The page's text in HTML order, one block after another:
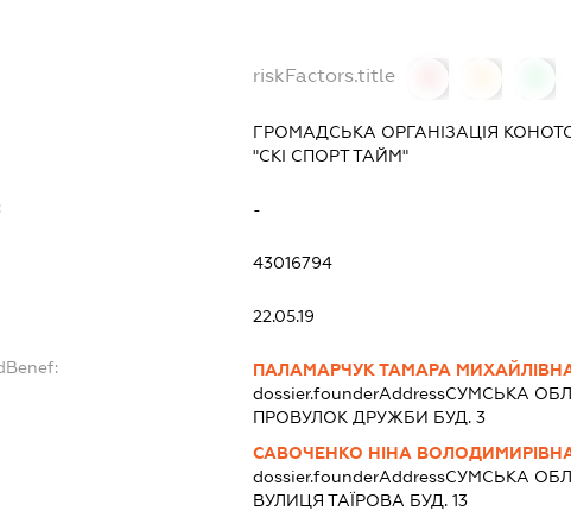
riskFactors.title
ГРОМАДСЬКА ОРГАНІЗАЦІЯ
"СКІ СПОРТ ТАЙМ"
-
43016794
22.05.19
ПАЛАМАРЧУК ТАМАРА
dossier.founderAddressСУМСЬКА
ПРОВУЛОК ДРУЖБИ БУД. 3
САВОЧЕНКО НІНА
dossier.founderAddressСУМСЬКА
ВУЛИЦЯ ТАЇРОВА БУД. 13